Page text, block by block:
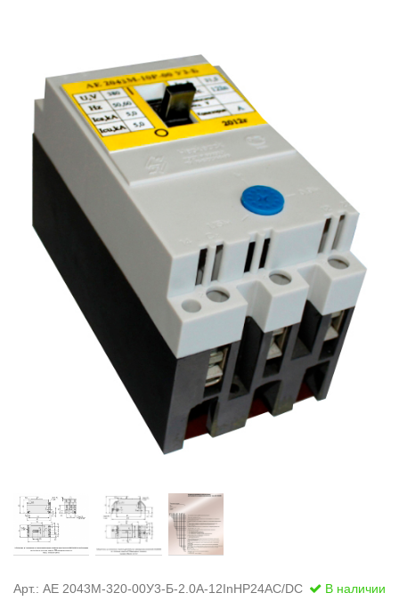
Стремянки с
Стремянки с
опорой
Ширмы
РЗА (шторы)
Штендеры
Щиты
диэлектрические
Арт.: АЕ 2043М-320-00У3-Б-2.0А-12InНР24AC/DC В наличии